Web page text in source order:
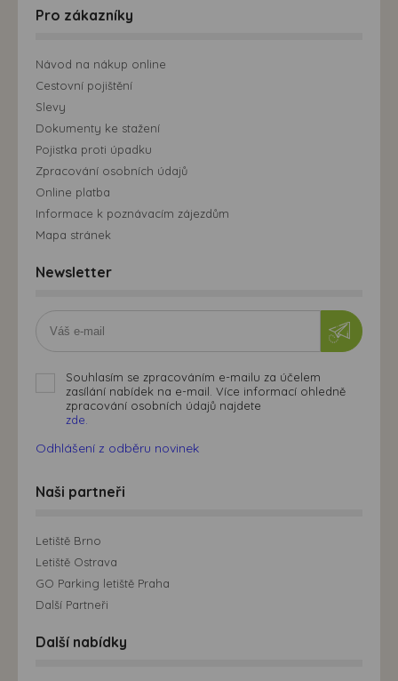
Pro zákazníky
Návod na nákup online
Cestovní pojištění
Slevy
Dokumenty ke stažení
Pojistka proti úpadku
Zpracování osobních údajů
Online platba
Informace k poznávacím zájezdům
Mapa stránek
Newsletter
Souhlasím se zpracováním e-mailu za účelem
zasílání nabídek na e-mail. Více informací ohledně
zpracování osobních údajů najdete
zde.
Odhlášení z odběru novinek
Naši partneři
Letiště Brno
Letiště Ostrava
GO Parking letiště Praha
Další Partneři
Další nabídky